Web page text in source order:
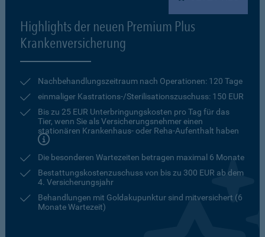
Highlights der neuen Premium Plus
Krankenversicherung
Nachbehandlungszeitraum nach Operationen: 120 Tage
einmaliger Kastrations-/Sterilisationszuschuss: 150 EUR
Bis zu 25 EUR Unterbringungskosten pro Tag für das
Tier, wenn Sie als Versicherungsnehmer einen
stationären Krankenhaus- oder Reha-Aufenthalt haben
Die besonderen Wartezeiten betragen maximal 6 Monate
Bestattungskostenzuschuss von bis zu 300 EUR ab dem
4. Versicherungsjahr
Behandlungen mit Goldakupunktur sind mitversichert (6
Monate Wartezeit)